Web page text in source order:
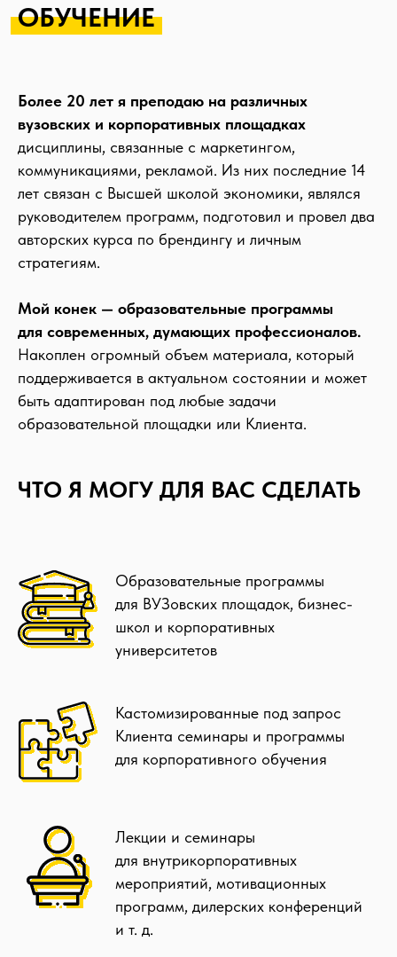
ОБУЧЕНИЕ
Более 20 лет я преподаю на различных
вузовских и корпоративных площадках
дисциплины, связанные с маркетингом,
коммуникациями, рекламой. Из них последние 14
лет связан с Высшей школой экономики, являлся
руководителем программ, подготовил и провел два
авторских курса по брендингу и личным
стратегиям.
Мой конек — образовательные программы
для современных, думающих профессионалов.
Накоплен огромный объем материала, который
поддерживается в актуальном состоянии и может
быть адаптирован под любые задачи
образовательной площадки или Клиента.
ЧТО Я МОГУ ДЛЯ ВАС СДЕЛАТЬ
Образовательные программы
для ВУЗовских площадок, бизнес-
школ и корпоративных
университетов
Кастомизированные под запрос
Клиента семинары и программы
для корпоративного обучения
Лекции и семинары
для внутрикорпоративных
мероприятий, мотивационных
программ, дилерских конференций
и т. д.